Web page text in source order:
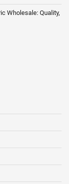
Wholesale: Quality,